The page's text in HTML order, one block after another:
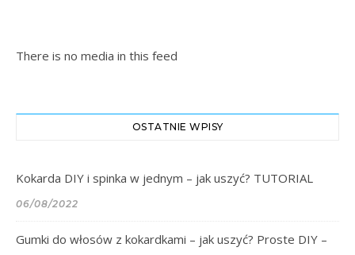
There is no media in this feed
OSTATNIE WPISY
Kokarda DIY i spinka w jednym – jak uszyć? TUTORIAL
06/08/2022
Gumki do włosów z kokardkami – jak uszyć? Proste DIY –